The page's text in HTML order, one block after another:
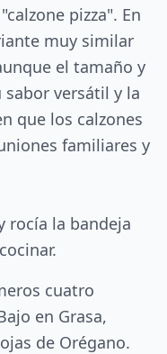
pizza". En
muy similar
el tamaño y
sabor versátil y la
que los calzones
familiares y
rocía la bandeja
cuatro
en Grasa,
de Orégano.